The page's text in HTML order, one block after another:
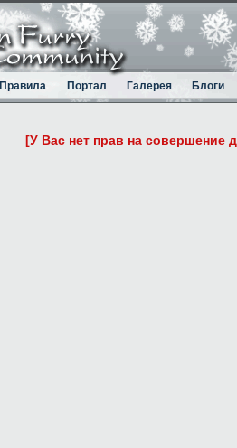
Правила Портал Галерея Блоги
[У Вас нет прав на совершение